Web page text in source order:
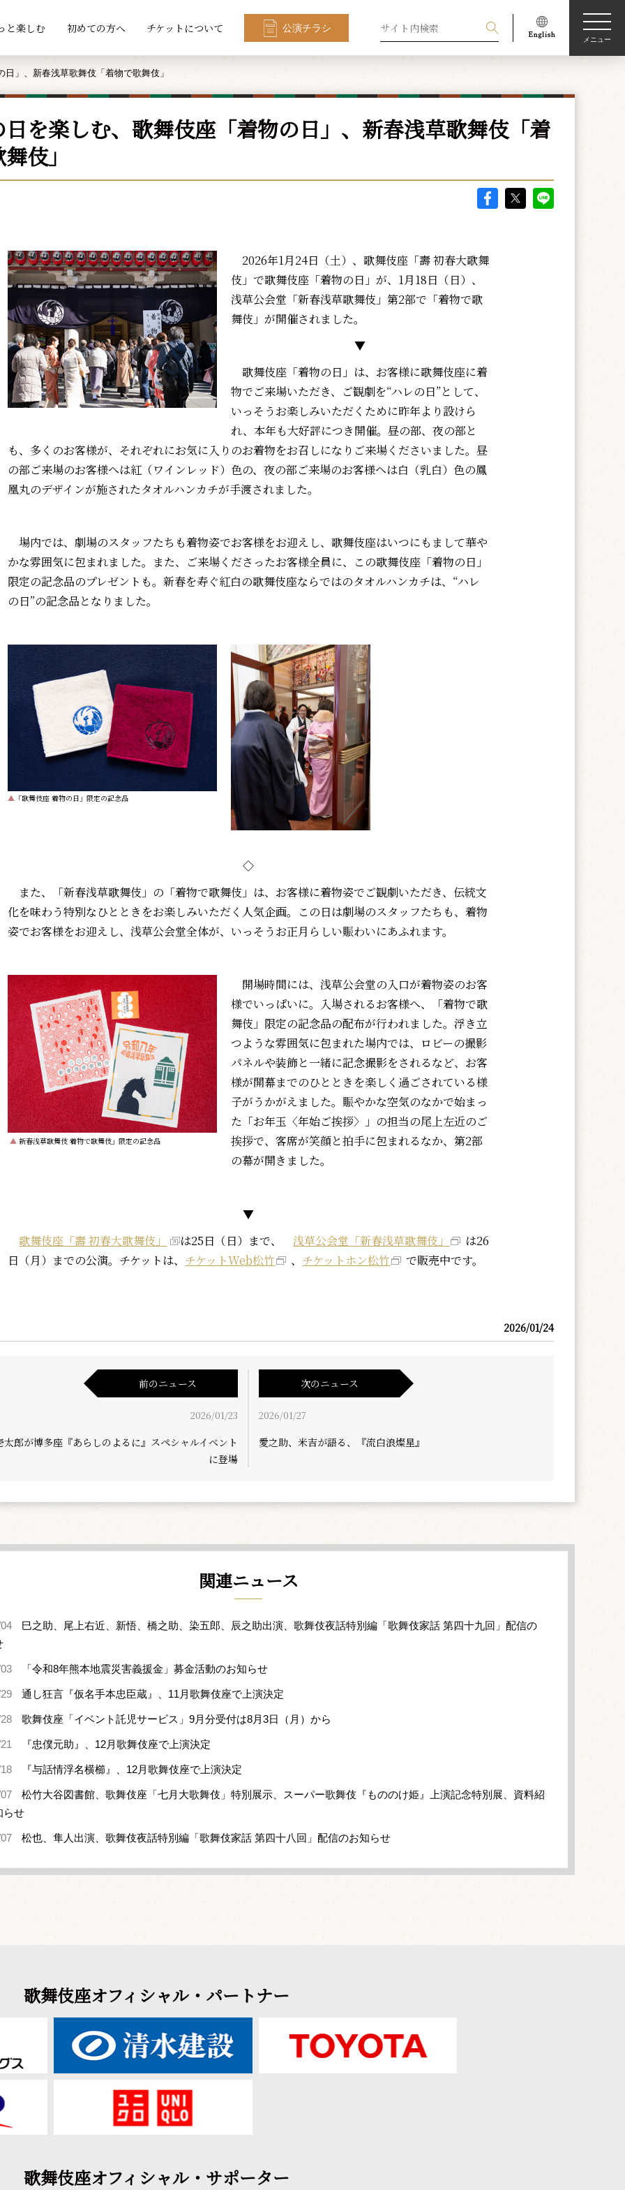
と楽しむ 初めての方へ チケットについて 公演チラシ
メニュー
」、新春浅草歌舞伎「着物で歌舞伎」
を楽しむ、歌舞伎座「着物の日」、新春浅草歌舞伎「着
伎」
2026年1月24日（土）、歌舞伎座「壽 初春大歌舞
伎」で歌舞伎座「着物の日」が、1月18日（日）、
浅草公会堂「新春浅草歌舞伎」第2部で「着物で歌
舞伎」が開催されました。
▼
歌舞伎座「着物の日」は、お客様に歌舞伎座に着
物でご来場いただき、ご観劇を“ハレの日”として、
いっそうお楽しみいただくために昨年より設けら
れ、本年も大好評につき開催。昼の部、夜の部と
も、多くのお客様が、それぞれにお気に入りのお着物をお召しになりご来場くださいました。昼
の部ご来場のお客様へは紅（ワインレッド）色の、夜の部ご来場のお客様へは白（乳白）色の鳳
凰丸のデザインが施されたタオルハンカチが手渡されました。
場内では、劇場のスタッフたちも着物姿でお客様をお迎えし、歌舞伎座はいつにもまして華や
かな雰囲気に包まれました。また、ご来場くださったお客様全員に、この歌舞伎座「着物の日」
限定の記念品のプレゼントも。新春を寿ぐ紅白の歌舞伎座ならではのタオルハンカチは、“ハレ
の日”の記念品となりました。
▲ 「歌舞伎座 着物の日」限定の記念品
◇
また、「新春浅草歌舞伎」の「着物で歌舞伎」は、お客様に着物姿でご観劇いただき、伝統文
化を味わう特別なひとときをお楽しみいただく人気企画。この日は劇場のスタッフたちも、着物
姿でお客様をお迎えし、浅草公会堂全体が、いっそうお正月らしい賑わいにあふれます。
▲ 新春浅草歌舞伎 着物で歌舞伎」限定の記念品
開場時間には、浅草公会堂の入口が着物姿のお客
様でいっぱいに。入場されるお客様へ、「着物で歌
舞伎」限定の記念品の配布が行われました。浮き立
つような雰囲気に包まれた場内では、ロビーの撮影
パネルや装飾と一緒に記念撮影をされるなど、お客
様が開幕までのひとときを楽しく過ごされている様
子がうかがえました。賑やかな空気のなかで始まっ
た「お年玉〈年始ご挨拶〉」の担当の尾上左近のご
挨拶で、客席が笑顔と拍手に包まれるなか、第2部
の幕が開きました。
▼
歌舞伎座「壽 初春大歌舞伎」
は25日（日）まで、浅草公会堂「新春浅草歌舞伎」
は26
日（月）までの公演。チケットは、 チケットWeb松竹 、 チケットホン松竹 で販売中です。
2026/01/24
前のニュース
2026/01/23
太郎が博多座『あらしのよるに』スペシャルイベント
に登場
次のニュース
2026/01/27
愛之助、米吉が語る、『流白浪燦星』
関連ニュース
巳之助、尾上右近、新悟、橋之助、染五郎、辰之助出演、歌舞伎夜話特別編「歌舞伎家話 第四十九回」配信の
「令和8年熊本地震災害義援金」募金活動のお知らせ
通し狂言『仮名手本忠臣蔵』、11月歌舞伎座で上演決定
歌舞伎座「イベント託児サービス」9月分受付は8月3日（月）から
『忠僕元助』、12月歌舞伎座で上演決定
『与話情浮名横櫛』、12月歌舞伎座で上演決定
松竹大谷図書館、歌舞伎座「七月大歌舞伎」特別展示、スーパー歌舞伎『もののけ姫』上演記念特別展、資料紹
らせ
松也、隼人出演、歌舞伎夜話特別編「歌舞伎家話 第四十八回」配信のお知らせ
歌舞伎座オフィシャル・パートナー
歌舞伎座オフィシャル・サポーター